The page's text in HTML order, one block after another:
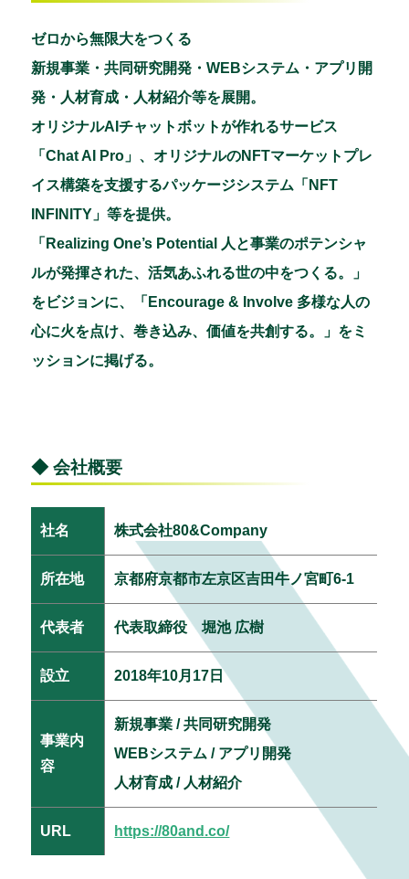
ゼロから無限大をつくる
新規事業・共同研究開発・WEBシステム・アプリ開
発・人材育成・人材紹介等を展開。
オリジナルAIチャットボットが作れるサービス
「Chat AI Pro」、オリジナルのNFTマーケットプレ
イス構築を支援するパッケージシステム「NFT
INFINITY」等を提供。
「Realizing One’s Potential 人と事業のポテンシャ
ルが発揮された、活気あふれる世の中をつくる。」
をビジョンに、「Encourage & Involve 多様な人の
心に火を点け、巻き込み、価値を共創する。」をミ
ッションに掲げる。
◆ 会社概要
社名 株式会社80&Company
所在地 京都府京都市左京区吉田牛ノ宮町6-1
代表者 代表取締役 堀池 広樹
設立 2018年10月17日
事業内
容
新規事業 / 共同研究開発
WEBシステム / アプリ開発
人材育成 / 人材紹介
URL https://80and.co/